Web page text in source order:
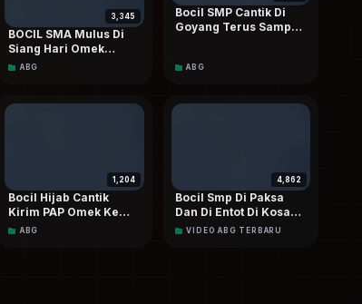
3,345
BOCIL SMA Mulus Di
Siang Hari Omek
Depan Rumah Sampai
ABG
Bocil SMP Cantik Di
Goyang Terus Sampai
ABG
1,204
Bocil Hijab Cantik
Kirim PAP Omek Ke
Pacar Walaupun Lagi
ABG
4,862
Bocil Smp Di Paksa
Dan Di Entot Di Kosan
Sama Teman
VIDEO ABG TERBARU